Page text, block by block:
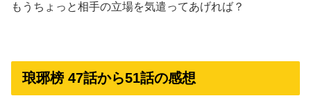
もうちょっと相手の立場を気遣ってあげれば？
琅琊榜 47話から51話の感想